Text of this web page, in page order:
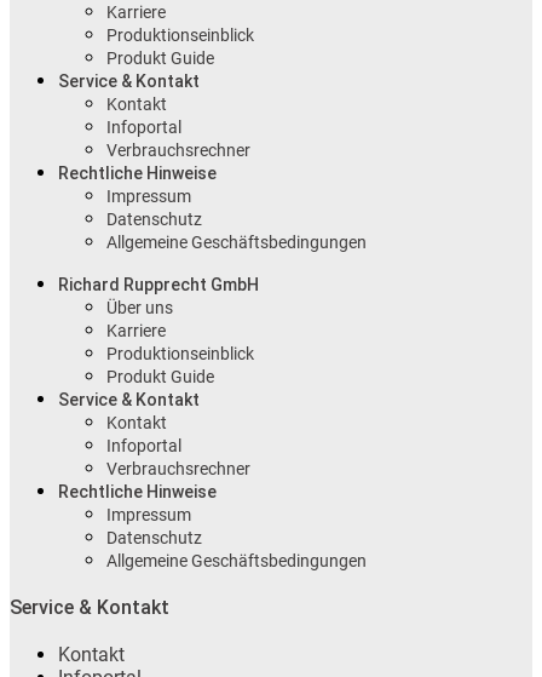
Karriere
Produktionseinblick
Produkt Guide
Service & Kontakt
Kontakt
Infoportal
Verbrauchsrechner
Rechtliche Hinweise
Impressum
Datenschutz
Allgemeine Geschäftsbedingungen
Richard Rupprecht GmbH
Über uns
Karriere
Produktionseinblick
Produkt Guide
Service & Kontakt
Kontakt
Infoportal
Verbrauchsrechner
Rechtliche Hinweise
Impressum
Datenschutz
Allgemeine Geschäftsbedingungen
Service & Kontakt
Kontakt